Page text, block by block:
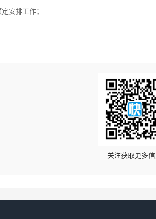
安排工作；
关注获取更多